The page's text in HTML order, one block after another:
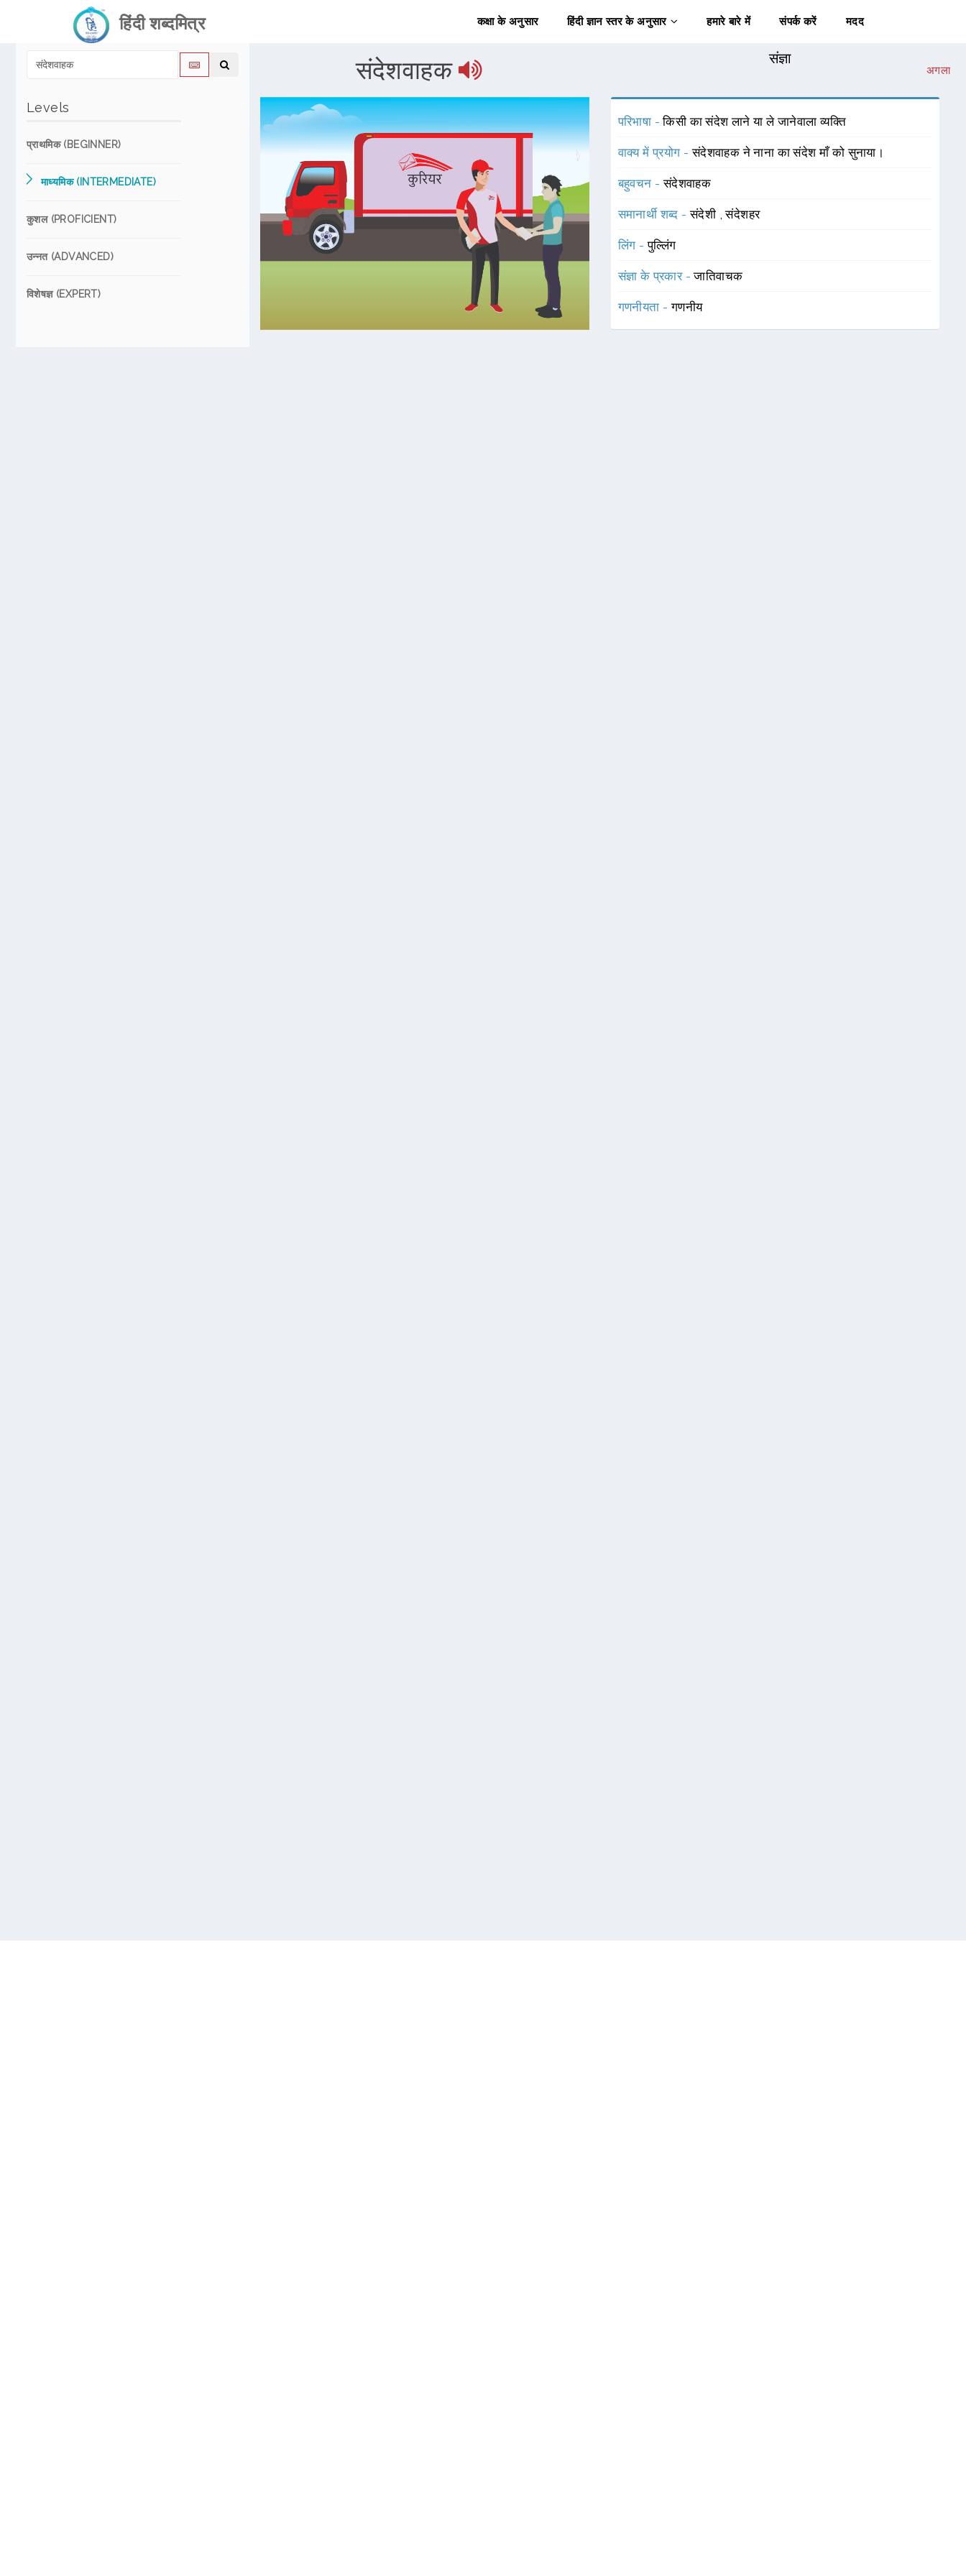
हिंदी शब्दमित्र कक्षा के अनुसार हिंदी ज्ञान स्तर के अनुसार हमारे बारे में संपर्क करें मदद
Levels
प्राथमिक (BEGINNER)
माध्यमिक (INTERMEDIATE)
कुशल (PROFICIENT)
उन्नत (ADVANCED)
विशेषज्ञ (EXPERT)
संदेशवाहक संज्ञा
अगला
परिभाषा -किसी का संदेश लाने या ले जानेवाला व्यक्ति
वाक्य में प्रयोग -संदेशवाहक ने नाना का संदेश माँ को सुनाया।
बहुवचन -संदेशवाहक
समानार्थी शब्द -संदेशी ,संदेशहर
लिंग -पुल्लिंग
संज्ञा के प्रकार -जातिवाचक
गणनीयता -गणनीय